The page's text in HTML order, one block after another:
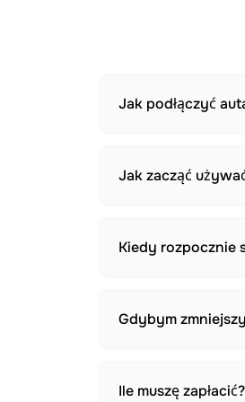
Jak podłączyć
Jak zacząć
Kiedy rozpocznie
Gdybym
Ile muszę zapłacić?